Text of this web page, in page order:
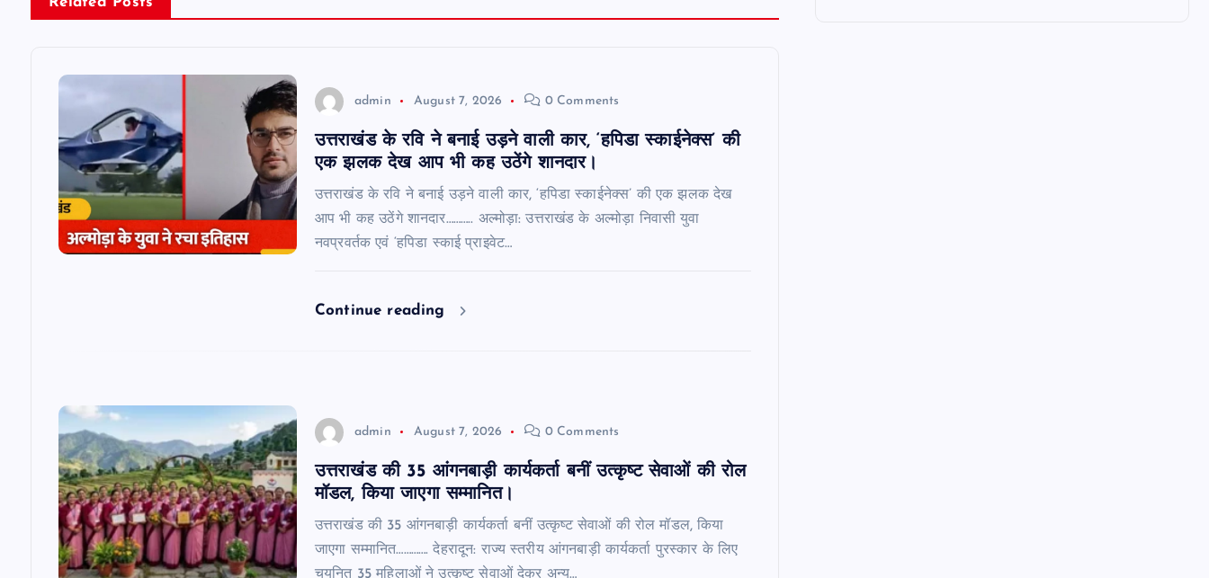
admin August 7, 2026 0 Comments
उत्तराखंड के रवि ने बनाई उड़ने वाली कार, ‘हपिडा स्काईनेक्स’ की
एक झलक देख आप भी कह उठेंगे शानदार।
उत्तराखंड के रवि ने बनाई उड़ने वाली कार, ‘हपिडा स्काईनेक्स’ की एक झलक देख
आप भी कह उठेंगे शानदार……….. अल्मोड़ा: उत्तराखंड के अल्मोड़ा निवासी युवा
नवप्रवर्तक एवं ‘हपिडा स्काई प्राइवेट…
Continue reading
admin August 7, 2026 0 Comments
उत्तराखंड की 35 आंगनबाड़ी कार्यकर्ता बनीं उत्कृष्ट सेवाओं की रोल
मॉडल, किया जाएगा सम्मानित।
उत्तराखंड की 35 आंगनबाड़ी कार्यकर्ता बनीं उत्कृष्ट सेवाओं की रोल मॉडल, किया
जाएगा सम्मानित…………. देहरादून: राज्य स्तरीय आंगनबाड़ी कार्यकर्ता पुरस्कार के लिए
चयनित 35 महिलाओं ने उत्कृष्ट सेवाओं देकर अन्य…